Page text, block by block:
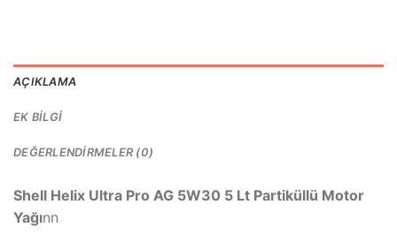
AÇIKLAMA
EK BILGI
DEĞERLENDIRMELER (0)
Shell Helix Ultra Pro AG 5W30 5 Lt Partiküllü Motor
Yağınn